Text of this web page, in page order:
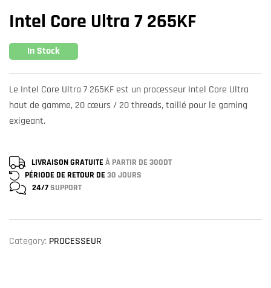
Intel Core Ultra 7 265KF
In Stock
Le Intel Core Ultra 7 265KF est un processeur Intel Core Ultra
haut de gamme, 20 cœurs / 20 threads, taillé pour le gaming
exigeant.
LIVRAISON GRATUITE À PARTIR DE 300DT
PÉRIODE DE RETOUR DE 30 JOURS
24/7SUPPORT
Category: PROCESSEUR